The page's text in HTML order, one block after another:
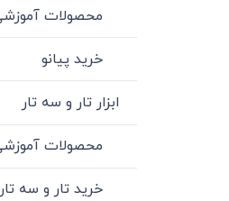
محصولات
خرید پیانو
ابزار تار و سه تار
محصولات
خرید تار و سه تار